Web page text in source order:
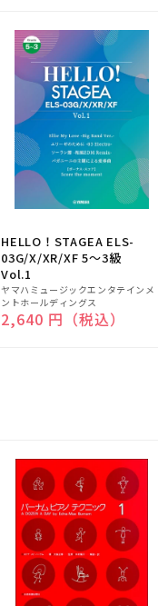
HELLO！STAGEA ELS-
03G/X/XR/XF 5～3級
Vol.1
販
売
元:
ヤマハミュージックエンタテインメ
ントホールディングス
通常価格
2,640 円（税込）